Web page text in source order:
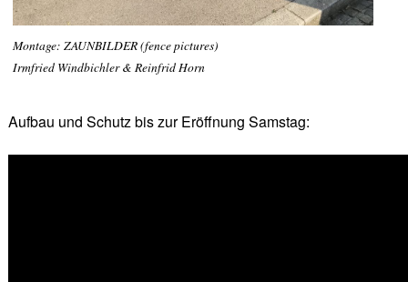
Montage: ZAUNBILDER (fence pictures)
Irmfried Windbichler & Reinfrid Horn
Aufbau und Schutz bis zur Eröffnung Samstag: